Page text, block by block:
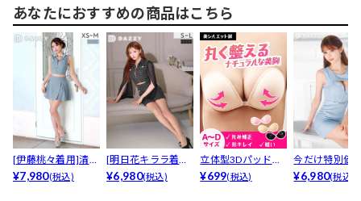
あなたにおすすめの商品はこちら
[伊藤桃々着用]清楚
な襟付き×プリー
¥7,980(税込)
[明日花キララ着用]
透け感シアーロン
¥6,980(税込)
立体型3Dパッド付
きヌードブラ
¥699(税込)
今だけ特別価
究極の“攻めの
¥6,980(税込)